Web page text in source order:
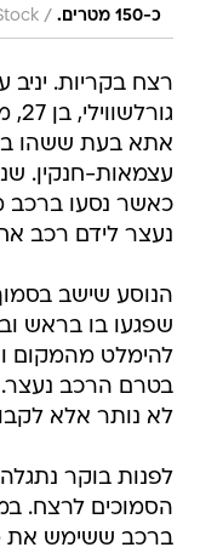
כ-150 מטרים.
/
אתא בעת ששהו
עצמאות-חנקין.
נעצר לידם רכב
הנוסע שישב
שפגעו בו בראש
בטרם הרכב
לא נותר אלא
לפנות בוקר
הסמוכים לרצח.
ברכב ששימש את